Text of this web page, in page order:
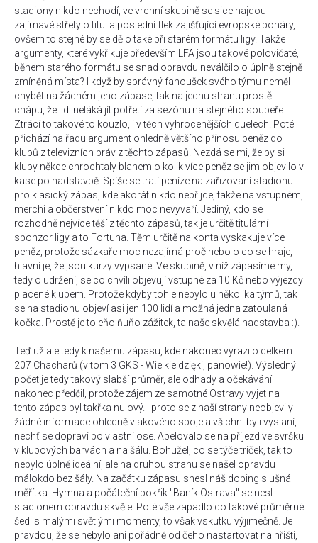
stadiony nikdo nechodí, ve vrchní skupině se sice najdou
zajímavé střety o titul a poslední flek zajišťující evropské poháry,
ovšem to stejné by se dělo také při starém formátu ligy. Takže
argumenty, které vykřikuje především LFA jsou takové polovičaté,
během starého formátu se snad opravdu neválčilo o úplně stejně
zmíněná místa? I když by správný fanoušek svého týmu neměl
chybět na žádném jeho zápase, tak na jednu stranu prostě
chápu, že lidi neláká jít potřetí za sezónu na stejného soupeře.
Ztrácí to takové to kouzlo, i v těch vyhrocenějších duelech. Poté
přichází na řadu argument ohledně většího přínosu peněz do
klubů z televizních práv z těchto zápasů. Nezdá se mi, že by si
kluby někde chrochtaly blahem o kolik více peněz se jim objevilo v
kase po nadstavbě. Spíše se tratí peníze na zařizovaní stadionu
pro klasický zápas, kde akorát nikdo nepřijde, takže na vstupném,
merchi a občerstvení nikdo moc nevyvaří. Jediný, kdo se
rozhodně nejvíce těší z těchto zápasů, tak je určitě titulární
sponzor ligy a to Fortuna. Těm určitě na konta vyskakuje více
peněz, protože sázkaře moc nezajímá proč nebo o co se hraje,
hlavní je, že jsou kurzy vypsané. Ve skupině, v níž zápasíme my,
tedy o udržení, se co chvíli objevují vstupné za 10 Kč nebo výjezdy
placené klubem. Protože kdyby tohle nebylo u několika týmů, tak
se na stadionu objeví asi jen 100 lidí a možná jedna zatoulaná
kočka. Prostě je to eňo ňuňo zážitek, ta naše skvělá nadstavba :).
Teď už ale tedy k našemu zápasu, kde nakonec vyrazilo celkem
207 Chacharů (v tom 3 GKS - Wielkie dzięki, panowie!). Výsledný
počet je tedy takový slabší průměr, ale odhady a očekávání
nakonec předčil, protože zájem ze samotné Ostravy vyjet na
tento zápas byl takřka nulový. I proto se z naší strany neobjevily
žádné informace ohledně vlakového spoje a všichni byli vyslaní,
nechť se dopraví po vlastní ose. Apelovalo se na příjezd ve svršku
v klubových barvách a na šálu. Bohužel, co se týče triček, tak to
nebylo úplně ideální, ale na druhou stranu se našel opravdu
málokdo bez šály. Na začátku zápasu snesl náš doping slušná
měřítka. Hymna a počáteční pokřik "Baník Ostrava" se nesl
stadionem opravdu skvěle. Poté vše zapadlo do takové průměrné
šedi s malými světlými momenty, to však vskutku výjimečně. Je
pravdou, že se nebylo ani pořádně od čeho nastartovat na hřišti,